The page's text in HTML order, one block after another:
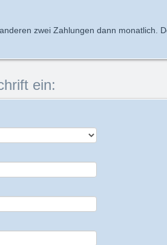
zwei Zahlungen dann monatlich.
ein: